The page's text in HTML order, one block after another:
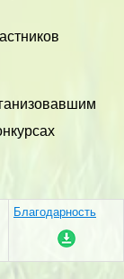
Благодарность